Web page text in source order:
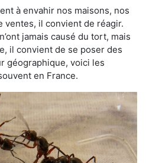
à envahir nos maisons, nos
ventes, il convient de réagir.
jamais causé du tort, mais
il convient de se poser des
géographique, voici les
en France.